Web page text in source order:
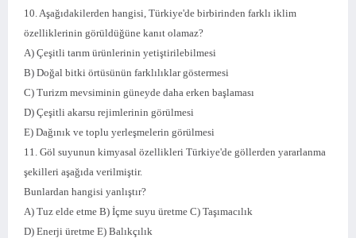
10. Aşağıdakilerden hangisi, Türkiye'de birbirinden farklı iklim
özelliklerinin görüldüğüne kanıt olamaz?
A) Çeşitli tarım ürünlerinin yetiştirilebilmesi
B) Doğal bitki örtüsünün farklılıklar göstermesi
C) Turizm mevsiminin güneyde daha erken başlaması
D) Çeşitli akarsu rejimlerinin görülmesi
E) Dağınık ve toplu yerleşmelerin görülmesi
11. Göl suyunun kimyasal özellikleri Türkiye'de göllerden yararlanma
şekilleri aşağıda verilmiştir.
Bunlardan hangisi yanlıştır?
A) Tuz elde etme B) İçme suyu üretme C) Taşımacılık
D) Enerji üretme E) Balıkçılık